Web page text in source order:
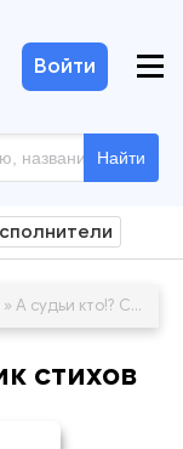
Найти
Войти
» А судьи кто!? Сборник стихов
стихов